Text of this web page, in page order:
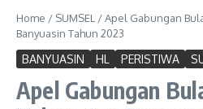
Home / SUMSEL /Apel Gabungan
Banyuasin Tahun 2023
BANYUASIN HL PERISTIWA
Apel Gabungan